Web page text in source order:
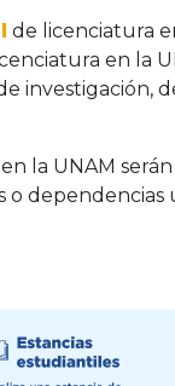
de licenciatura
en la
investigación,
la UNAM